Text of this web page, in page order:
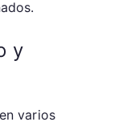
y
varios